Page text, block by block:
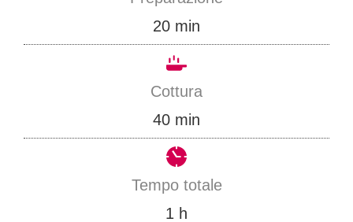
20m
i
t
i
min
Cottura
40m
i
u
min
Tempo totale
1 oh